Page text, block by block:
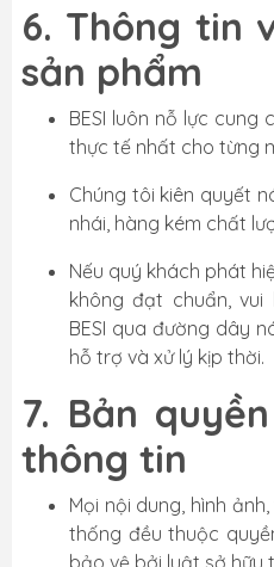
6. Thông tin
sản phẩm
BESI luôn nỗ lực
thực tế nhất cho từng
Chúng tôi kiên quyết
nhái, hàng kém chất
Nếu quý khách phát
không đạt chuẩn,
BESI qua đường dây
hỗ trợ và xử lý kịp thời.
7. Bản
thông tin
Mọi nội dung, hình
thống đều thuộc
bảo vệ bởi luật sở hữu